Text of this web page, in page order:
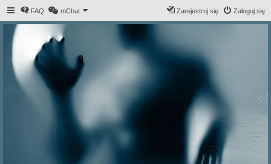
FAQ mChat Zaloguj się
Zarejestruj się